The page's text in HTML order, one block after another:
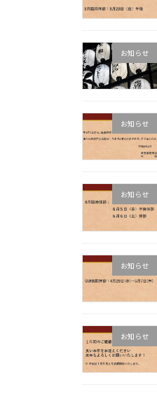
お知らせ
お知らせ
お知らせ
お知らせ
お知らせ